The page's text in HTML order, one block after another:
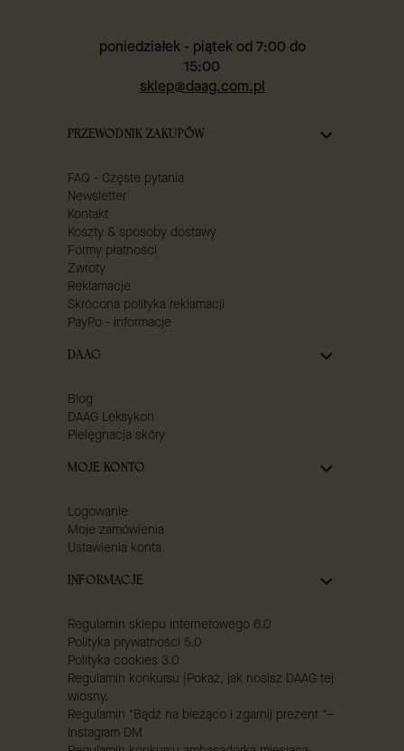
poniedziałek - piątek od 7:00 do
15:00
sklep@daag.com.pl
Linki w stopce
PRZEWODNIK ZAKUPÓW
FAQ - Częste pytania
Newsletter
Kontakt
Koszty & sposoby dostawy
Formy płatności
Zwroty
Reklamacje
Skrócona polityka reklamacji
PayPo - informacje
DAAG
Blog
DAAG Leksykon
Pielęgnacja skóry
MOJE KONTO
Logowanie
Moje zamówienia
Ustawienia konta
INFORMACJE
Regulamin sklepu internetowego 6.0
Polityka prywatności 5.0
Polityka cookies 3.0
Regulamin konkursu |Pokaż, jak nosisz DAAG tej
wiosny.
Regulamin "Bądź na bieżąco i zgarnij prezent "–
Instagram DM